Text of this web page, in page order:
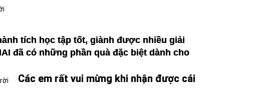
tích học tập tốt, giành được nhiều giải
đã có những phần quà đặc biệt dành cho
Các em rất vui mừng khi nhận được cái